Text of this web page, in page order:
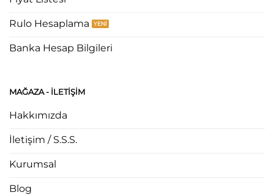
Rulo Hesaplama
Banka Hesap Bilgileri
MAĞAZA - ILETIŞIM
Hakkımızda
İletişim / S.S.S.
Kurumsal
Blog